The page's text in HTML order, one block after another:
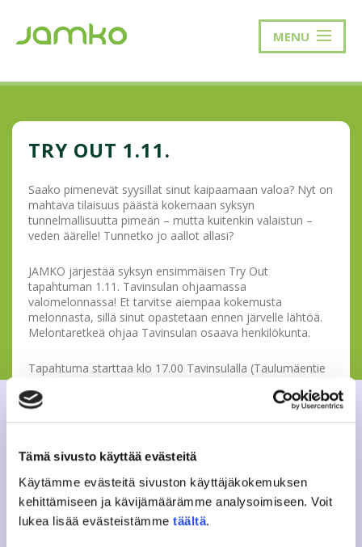
Tämä sivusto käyttää evästeitä
Käytämme evästeitä sivuston käyttäjäkokemuksen
kehittämiseen ja kävijämäärämme analysoimiseen. Voit
lukea lisää evästeistämme täältä.
MENU
TRY OUT 1.11.
Saako pimenevät syysillat sinut kaipaamaan valoa? Nyt on
mahtava tilaisuus päästä kokemaan syksyn
tunnelmallisuutta pimeän – mutta kuitenkin valaistun –
veden äärelle! Tunnetko jo aallot allasi?
JAMKO järjestää syksyn ensimmäisen Try Out
tapahtuman 1.11. Tavinsulan ohjaamassa
valomelonnassa! Et tarvitse aiempaa kokemusta
melonnasta, sillä sinut opastetaan ennen järvelle lähtöä.
Melontaretkeä ohjaa Tavinsulan osaava henkilökunta.
Tapahtuma starttaa klo 17.00 Tavinsulalla (Taulumäentie
mukaisen vaatetuksen.
206d-450a-bc64-629d1b6859c5.
Ole nopea ja hanki lippusi, ettet jää rannalle! Lipun hinta
on 23€. Tapahtumaan osallistumisesta saat Tavinsulan
haalarimerkin. Jaetaan tunnelmaa myös muille! Julkaise
Instagram storyssa kuva tapahtumapaikalta ja tägää